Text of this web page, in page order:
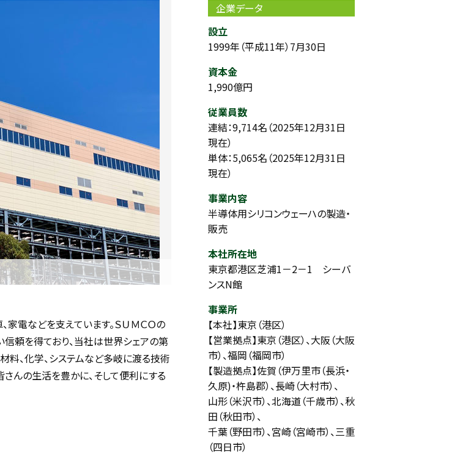
家電などを支えています。ＳＵＭＣＯの
頼を得ており、当社は世界シェアの第
料、化学、システムなど多岐に渡る技術
んの生活を豊かに、そして便利にする
企業データ
設立
1999年（平成11年）7月30日
資本金
1,990億円
従業員数
連結：9,714名（2025年12月31日
現在）
単体：5,065名（2025年12月31日
現在）
事業内容
半導体用シリコンウェーハの製造・
販売
本社所在地
東京都港区芝浦1－2－1 シーバ
ンスN館
事業所
【本社】東京（港区）
【営業拠点】東京（港区）、大阪（大阪
市）、福岡（福岡市）
【製造拠点】佐賀（伊万里市（長浜・
久原)・杵島郡）、長崎（大村市）、
山形（米沢市）、北海道（千歳市）、秋
田（秋田市）、
千葉（野田市）、宮崎（宮崎市）、三重
（四日市）